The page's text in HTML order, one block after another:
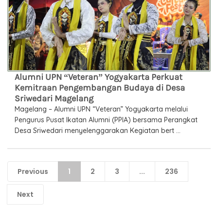
Alumni UPN “Veteran” Yogyakarta Perkuat
Kemitraan Pengembangan Budaya di Desa
Sriwedari Magelang
Magelang – Alumni UPN “Veteran” Yogyakarta melalui
Pengurus Pusat Ikatan Alumni (PPIA) bersama Perangkat
Desa Sriwedari menyelenggarakan Kegiatan bert ...
Previous 1 2 3 ... 236
Next